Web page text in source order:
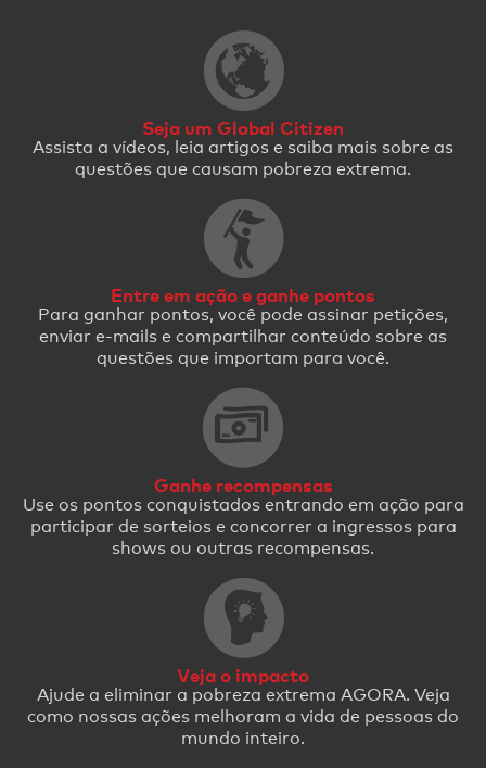
Seja um Global Citizen
Assista a vídeos, leia artigos e saiba mais sobre as
questões que causam pobreza extrema.
Entre em ação e ganhe pontos
Para ganhar pontos, você pode assinar petições,
enviar e-mails e compartilhar conteúdo sobre as
questões que importam para você.
Ganhe recompensas
Use os pontos conquistados entrando em ação para
participar de sorteios e concorrer a ingressos para
shows ou outras recompensas.
Veja o impacto
Ajude a eliminar a pobreza extrema AGORA. Veja
como nossas ações melhoram a vida de pessoas do
mundo inteiro.